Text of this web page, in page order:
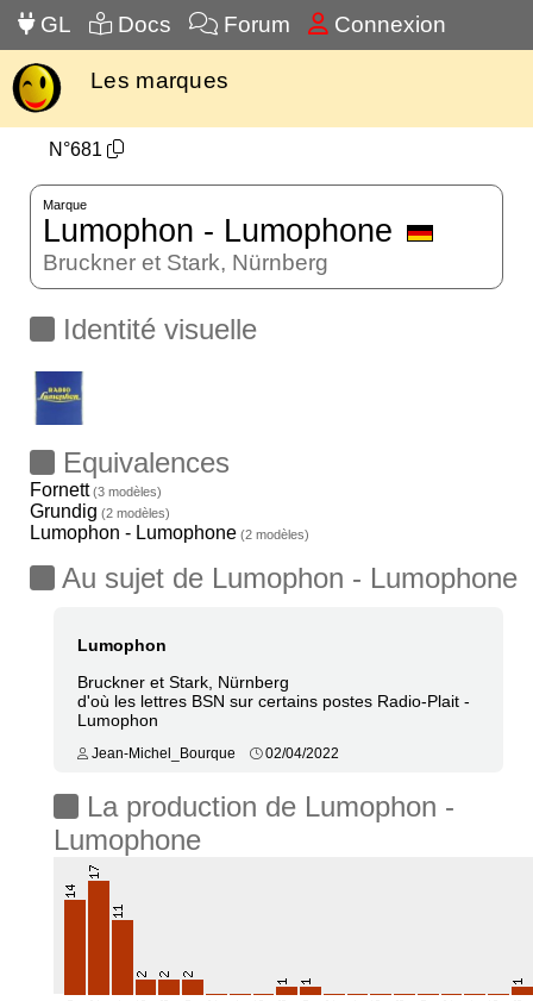
GL Docs Forum Connexion
Les marques
N°681
Marque
Lumophon - Lumophone
Bruckner et Stark, Nürnberg
Identité visuelle
Equivalences
Fornett(3 modèles)
Grundig (2 modèles)
Lumophon - Lumophone (2 modèles)
Au sujet de Lumophon - Lumophone
Lumophon
Bruckner et Stark, Nürnberg
d'où les lettres BSN sur certains postes Radio-Plait -
Lumophon
Jean-Michel_Bourque 02/04/2022
La production de Lumophon -
Lumophone